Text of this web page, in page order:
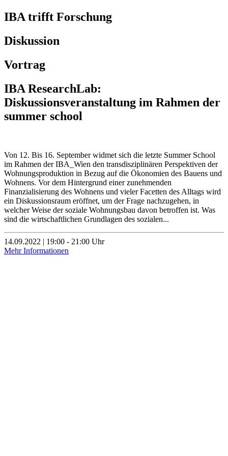
IBA trifft Forschung
Diskussion
Vortrag
IBA ResearchLab:
Diskussionsveranstaltung im Rahmen der
summer school
Von 12. Bis 16. September widmet sich die letzte Summer School
im Rahmen der IBA_Wien den transdisziplinären Perspektiven der
Wohnungsproduktion in Bezug auf die Ökonomien des Bauens und
Wohnens. Vor dem Hintergrund einer zunehmenden
Finanzialisierung des Wohnens und vieler Facetten des Alltags wird
ein Diskussionsraum eröffnet, um der Frage nachzugehen, in
welcher Weise der soziale Wohnungsbau davon betroffen ist. Was
sind die wirtschaftlichen Grundlagen des sozialen...
14.09.2022 | 19:00 - 21:00 Uhr
Mehr Informationen